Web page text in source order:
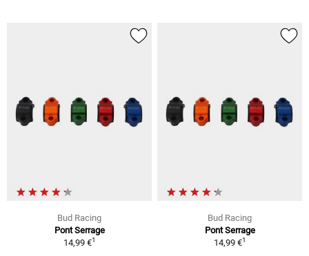
Bud Racing
Pont Serrage
14,99 €1
Bud Racing
Pont Serrage
14,99 €1